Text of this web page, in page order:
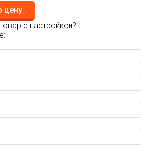
цену
с настройкой?